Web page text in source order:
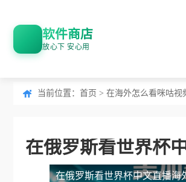
软件商店
放心下 安心用
当前位置： 首页 > 在海外怎么看咪咕视
在俄罗斯看世界杯
在俄罗斯看世界杯中文直播海